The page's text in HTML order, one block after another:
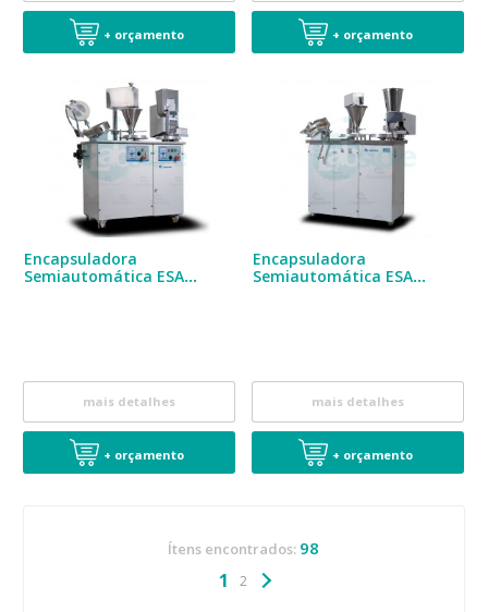
+ orçamento + orçamento
Encapsuladora
Semiautomática ESA
mais detalhes
+ orçamento
Encapsuladora
Semiautomática ESA
mais detalhes
+ orçamento
Ítens encontrados: 98
1 2